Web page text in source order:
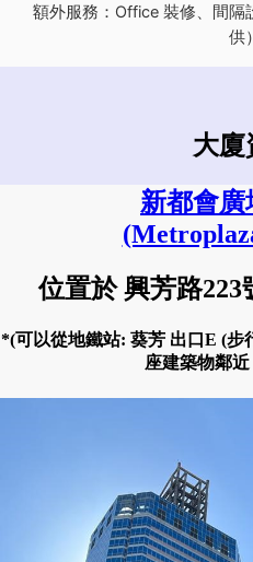
額外服務：Office 裝修、間隔
供）
大廈
新都會
位置於 興芳路223
*(可以從地鐵站: 葵芳 出口E (步
座建築物鄰